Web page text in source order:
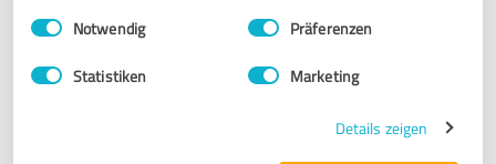
Impressum Datenschutzbestimmungen
Einwilligungsauswahl
Notwendig Präferenzen
Statistiken Marketing
Details zeigen
enerix Mainz-Wiesbaden - Photovoltaik & Stromspeicher